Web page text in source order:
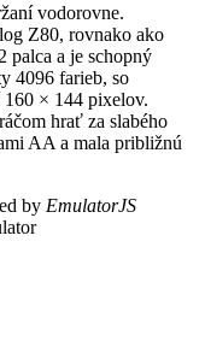
vodorovne.
Z80, rovnako ako
palca a je schopný
4096 farieb, so
× 144 pixelov.
hrať za slabého
AA a mala približnú
by EmulatorJS